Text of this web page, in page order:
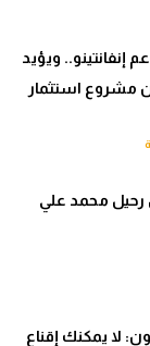
إنفانتينو.. ويؤيد
مشروع استثمار
رحيل محمد علي
لا يمكنك إقناع